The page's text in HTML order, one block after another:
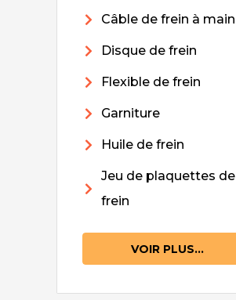
Câble de frein à main
Disque de frein
Flexible de frein
Garniture
Huile de frein
Jeu de plaquettes de
frein
VOIR PLUS...